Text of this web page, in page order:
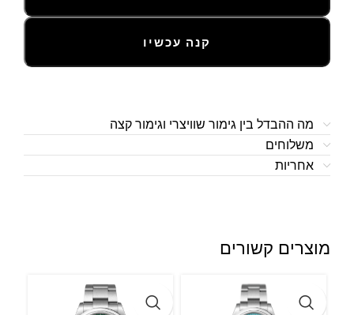
קנה עכשיו
מה ההבדל בין גימור שוויצרי וגימור קצה
משלוחים
אחריות
מוצרים קשורים